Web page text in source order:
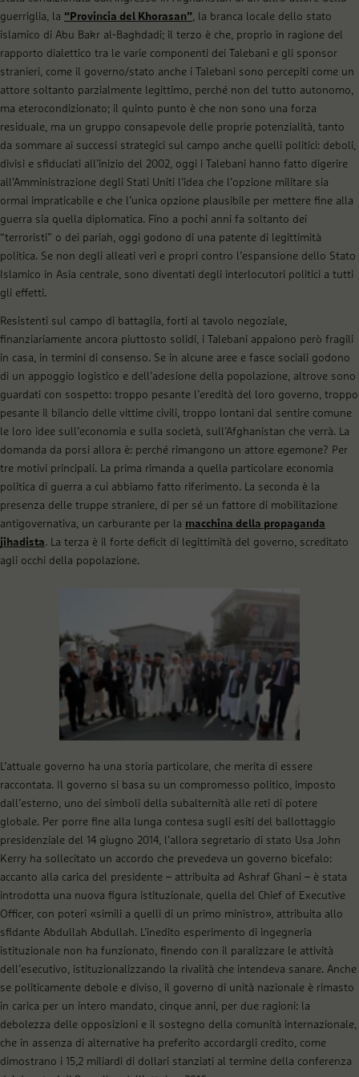
guerriglia, la “Provincia del Khorasan”, la branca locale dello stato
islamico di Abu Bakr al-Baghdadi; il terzo è che, proprio in ragione del
rapporto dialettico tra le varie componenti dei Talebani e gli sponsor
stranieri, come il governo/stato anche i Talebani sono percepiti come un
attore soltanto parzialmente legittimo, perché non del tutto autonomo,
ma eterocondizionato; il quinto punto è che non sono una forza
residuale, ma un gruppo consapevole delle proprie potenzialità, tanto
da sommare ai successi strategici sul campo anche quelli politici: deboli,
divisi e sfiduciati all’inizio del 2002, oggi i Talebani hanno fatto digerire
all’Amministrazione degli Stati Uniti l’idea che l’opzione militare sia
ormai impraticabile e che l’unica opzione plausibile per mettere fine alla
guerra sia quella diplomatica. Fino a pochi anni fa soltanto dei
“terroristi” o dei pariah, oggi godono di una patente di legittimità
politica. Se non degli alleati veri e propri contro l’espansione dello Stato
Islamico in Asia centrale, sono diventati degli interlocutori politici a tutti
gli effetti.
Resistenti sul campo di battaglia, forti al tavolo negoziale,
finanziariamente ancora piuttosto solidi, i Talebani appaiono però fragili
in casa, in termini di consenso. Se in alcune aree e fasce sociali godono
di un appoggio logistico e dell’adesione della popolazione, altrove sono
guardati con sospetto: troppo pesante l’eredità del loro governo, troppo
pesante il bilancio delle vittime civili, troppo lontani dal sentire comune
le loro idee sull’economia e sulla società, sull’Afghanistan che verrà. La
domanda da porsi allora è: perché rimangono un attore egemone? Per
tre motivi principali. La prima rimanda a quella particolare economia
politica di guerra a cui abbiamo fatto riferimento. La seconda è la
presenza delle truppe straniere, di per sé un fattore di mobilitazione
antigovernativa, un carburante per la macchina della propaganda
jihadista. La terza è il forte deficit di legittimità del governo, screditato
agli occhi della popolazione.
L’attuale governo ha una storia particolare, che merita di essere
raccontata. Il governo si basa su un compromesso politico, imposto
dall’esterno, uno dei simboli della subalternità alle reti di potere
globale. Per porre fine alla lunga contesa sugli esiti del ballottaggio
presidenziale del 14 giugno 2014, l’allora segretario di stato Usa John
Kerry ha sollecitato un accordo che prevedeva un governo bicefalo:
accanto alla carica del presidente – attribuita ad Ashraf Ghani – è stata
introdotta una nuova figura istituzionale, quella del Chief of Executive
Officer, con poteri «simili a quelli di un primo ministro», attribuita allo
sfidante Abdullah Abdullah. L’inedito esperimento di ingegneria
istituzionale non ha funzionato, finendo con il paralizzare le attività
dell’esecutivo, istituzionalizzando la rivalità che intendeva sanare. Anche
se politicamente debole e diviso, il governo di unità nazionale è rimasto
in carica per un intero mandato, cinque anni, per due ragioni: la
debolezza delle opposizioni e il sostegno della comunità internazionale,
che in assenza di alternative ha preferito accordargli credito, come
dimostrano i 15,2 miliardi di dollari stanziati al termine della conferenza